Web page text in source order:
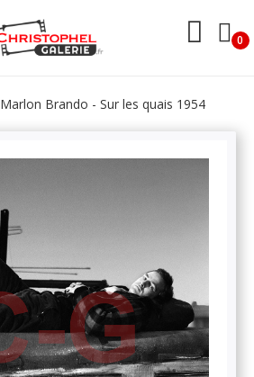
0
Marlon Brando - Sur les quais 1954